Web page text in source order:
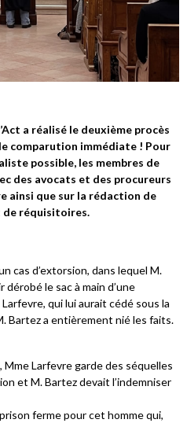
a réalisé le deuxième procès
comparution immédiate ! Pour
possible, les membres de
des avocats et des procureurs
ainsi que sur la rédaction de
réquisitoires.
cas d’extorsion, dans lequel M.
le sac à main d’une
qui lui aurait cédé sous la
Bartez a entièrement nié les faits.
Mme Larfevre garde des séquelles
et M. Bartez devait l’indemniser
ferme pour cet homme qui,